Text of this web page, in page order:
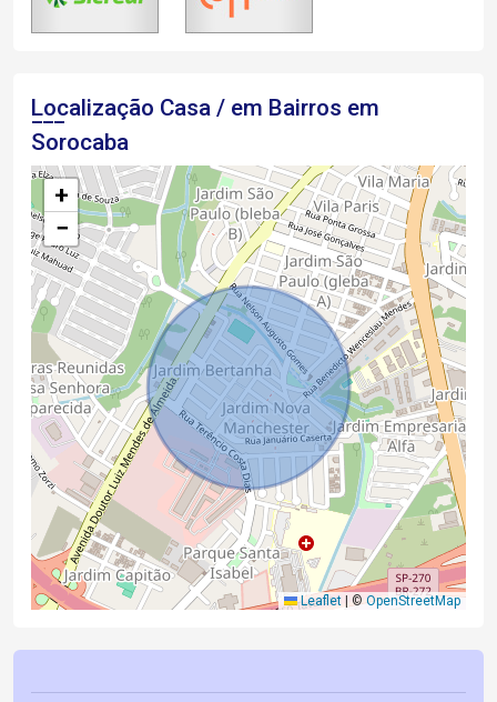
Localização Casa / em Bairros em
Sorocaba
+
−
Leaflet ©OpenStreetMap